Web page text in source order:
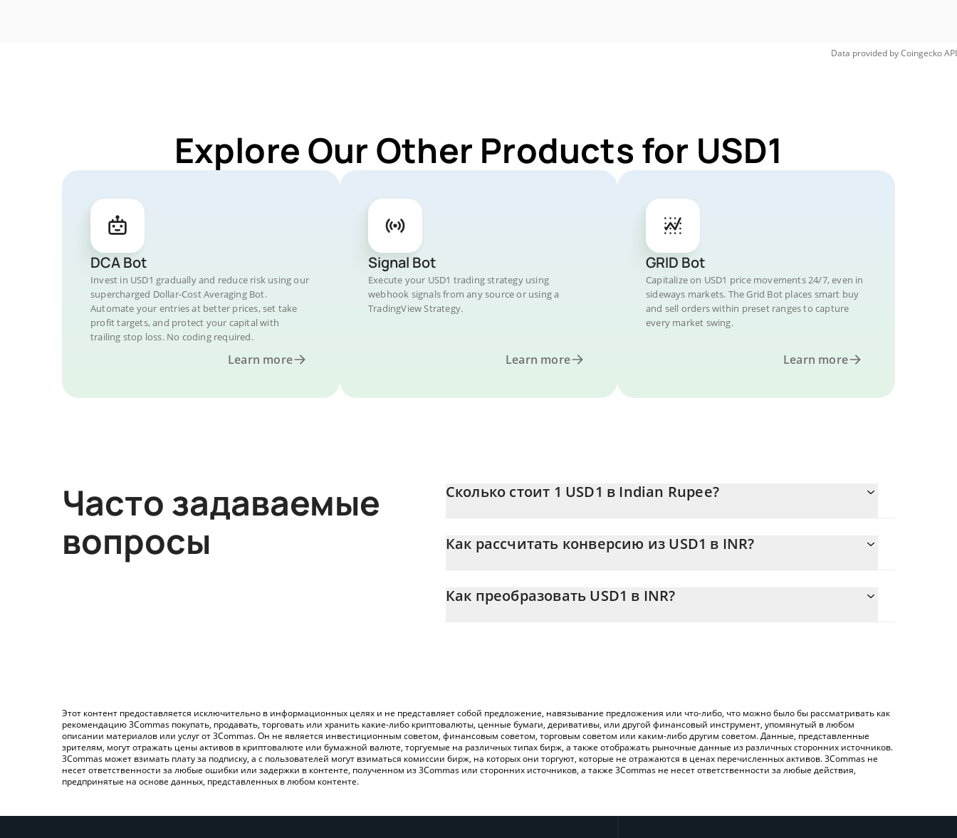
Data provided byCoingeckoAPI
Explore Our Other Products for USD1
DCA Bot
Invest in USD1 gradually and reduce risk using our
supercharged Dollar-Cost Averaging Bot.
Automate your entries at better prices, set take
profit targets, and protect your capital with
trailing stop loss. No coding required.
Learn more
Signal Bot
Execute your USD1 trading strategy using
webhook signals from any source or using a
TradingView Strategy.
Learn more
GRID Bot
Capitalize on USD1 price movements 24/7, even in
sideways markets. The Grid Bot places smart buy
and sell orders within preset ranges to capture
every market swing.
Learn more
Часто задаваемые
вопросы
Сколько стоит 1 USD1 в Indian Rupee?
На данный момент 1 USD1 равно 95.09 {toSymbol
Как рассчитать конверсию из USD1 в INR?
просто введя сумму USD1 в соответствующее поле, и автоматически конвертирует
значение в Indian Rupee ({ toSymbol}).
Как преобразовать USD1 в INR?
Этот контент предоставляется исключительно в информационных целях и не представляет собой предложение, навязывание предложения или что-либо, что можно было бы рассматривать как
рекомендацию 3Commas покупать, продавать, торговать или хранить какие-либо криптовалюты, ценные бумаги, деривативы, или другой финансовый инструмент, упомянутый в любом
описании материалов или услуг от 3Commas. Он не является инвестиционным советом, финансовым советом, торговым советом или каким-либо другим советом. Данные, представленные
зрителям, могут отражать цены активов в криптовалюте или бумажной валюте, торгуемые на различных типах бирж, а также отображать рыночные данные из различных сторонних источников.
3Commas может взимать плату за подписку, а с пользователей могут взиматься комиссии бирж, на которых они торгуют, которые не отражаются в ценах перечисленных активов. 3Commas не
несет ответственности за любые ошибки или задержки в контенте, полученном из 3Commas или сторонних источников, а также 3Commas не несет ответственности за любые действия,
предпринятые на основе данных, представленных в любом контенте.